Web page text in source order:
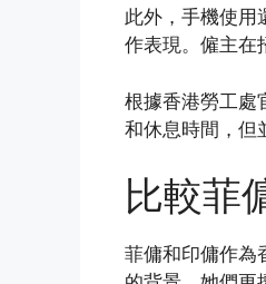
此外，手機使用
作表現。僱主在
根據香港勞工處
和休息時間，但
比較菲
菲傭和印傭作為